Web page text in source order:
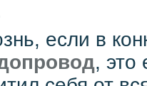
если в
, это